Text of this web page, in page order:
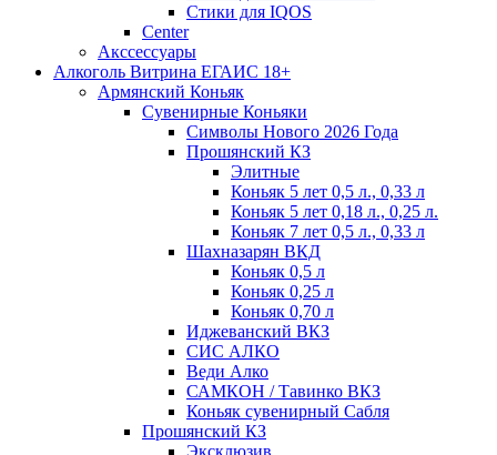
Стики для IQOS
Сenter
Акссессуары
Алкоголь Витрина ЕГАИС 18+
Армянский Коньяк
Сувенирные Коньяки
Символы Нового 2026 Года
Прошянский КЗ
Элитные
Коньяк 5 лет 0,5 л., 0,33 л
Коньяк 5 лет 0,18 л., 0,25 л.
Коньяк 7 лет 0,5 л., 0,33 л
Шахназарян ВКД
Коньяк 0,5 л
Коньяк 0,25 л
Коньяк 0,70 л
Иджеванский ВКЗ
СИС АЛКО
Веди Алко
САМКОН / Тавинко ВКЗ
Коньяк сувенирный Сабля
Прошянский КЗ
Эксклюзив